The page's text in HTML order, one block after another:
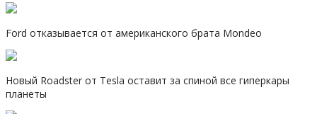
Ford отказывается от американского брата Mondeo
Новый Roadster от Tesla оставит за спиной все гиперкары
планеты